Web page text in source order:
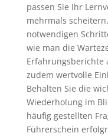
passen Sie Ihr
mehrmals
notwendigen
wie man die
Erfahrungsberichte
zudem wertvolle
Behalten Sie die
Wiederholung im
häufig gestellten
Führerschein